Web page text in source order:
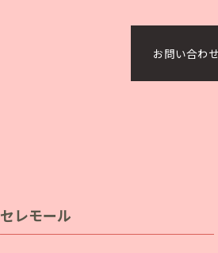
お問い合わせ
セレモール